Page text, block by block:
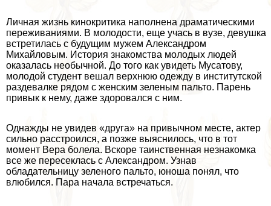
Личная жизнь кинокритика наполнена драматическими
переживаниями. В молодости, еще учась в вузе, дeвyшка
встретилась с будущим мужем Александром
Михайловым. История знакомства молодых людей
оказалась необычной. До того как увидеть Мусатову,
молодой студент вешал верхнюю одежду в институтской
раздевалке рядом с женским зеленым пальто. Парень
привык к нему, даже здоровался с ним.
Однажды не увидев «друга» на привычном месте, актер
сильно расстроился, а позже выяснилось, что в тот
момент Вера болела. Вскоре таинственная незнакомка
все же пересеклась с Александром. Узнав
обладательницу зеленого пальто, юноша понял, что
влюбился. Пара начала встречаться.